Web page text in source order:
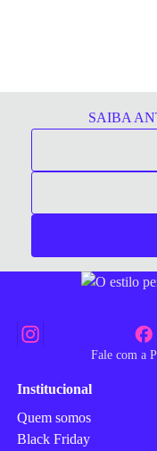
SAIBA
Fale com a
Institucional
Quem somos
Black Friday